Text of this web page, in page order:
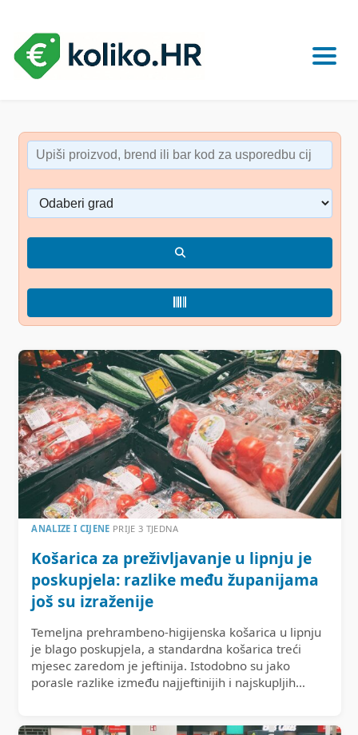
ANALIZE I CIJENE PRIJE 3 TJEDNA
Košarica za preživljavanje u lipnju je
poskupjela: razlike među županijama
još su izraženije
Temeljna prehrambeno-higijenska košarica u lipnju
je blago poskupjela, a standardna košarica treći
mjesec zaredom je jeftinija. Istodobno su jako
porasle razlike između najjeftinijih i najskupljih…